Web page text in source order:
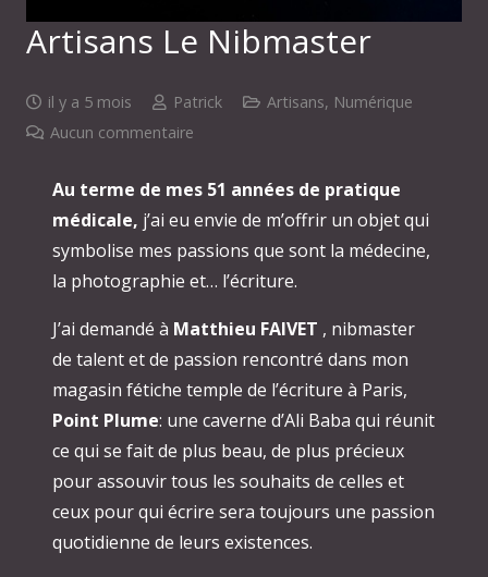
Artisans Le Nibmaster
il y a 5 mois Patrick Artisans, Numérique
Aucun commentaire
Au terme de mes 51 années de pratique
médicale, j’ai eu envie de m’offrir un objet qui
symbolise mes passions que sont la médecine,
la photographie et… l’écriture.
J’ai demandé à Matthieu FAIVET , nibmaster
de talent et de passion rencontré dans mon
magasin fétiche temple de l’écriture à Paris,
Point Plume: une caverne d’Ali Baba qui réunit
ce qui se fait de plus beau, de plus précieux
pour assouvir tous les souhaits de celles et
ceux pour qui écrire sera toujours une passion
quotidienne de leurs existences.